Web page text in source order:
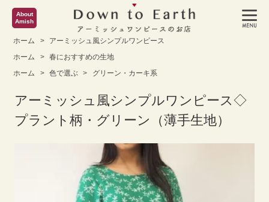
About
Amish
ホーム >
アーミッシュ風シンプルワンピース
ホーム
> 春におすすめの生地
ホーム
> 色で選ぶ > グリーン・カーキ系
アーミッシュ風シンプルワンピース◇
プラント柄・グリーン（薄手生地）